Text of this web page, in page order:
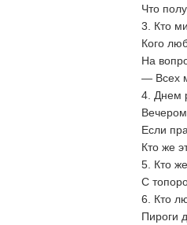
Что
3. Кто
Кого
На
— Всех
4. Днем
Если
Кто же
5. Кто
С
6. Кто
Пироги